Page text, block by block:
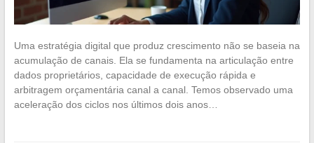
Uma estratégia digital que produz crescimento não se baseia na
acumulação de canais. Ela se fundamenta na articulação entre
dados proprietários, capacidade de execução rápida e
arbitragem orçamentária canal a canal. Temos observado uma
aceleração dos ciclos nos últimos dois anos…